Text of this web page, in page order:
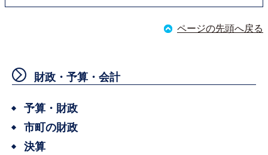
ページの先頭へ戻る
財政・予算・会計
予算・財政
市町の財政
決算